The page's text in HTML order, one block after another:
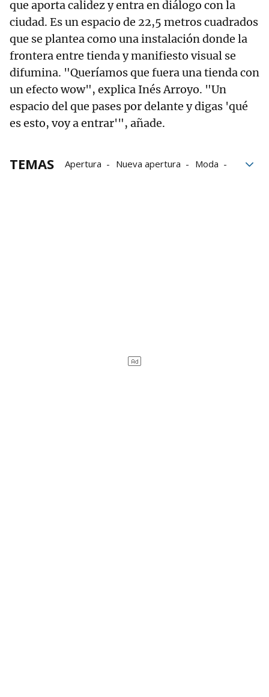
que aporta calidez y entra en diálogo con la
ciudad. Es un espacio de 22,5 metros cuadrados
que se plantea como una instalación donde la
frontera entre tienda y manifiesto visual se
difumina. "Queríamos que fuera una tienda con
un efecto wow", explica Inés Arroyo. "Un
espacio del que pases por delante y digas 'qué
es esto, voy a entrar'", añade.
TEMAS Apertura Nueva apertura
Moda